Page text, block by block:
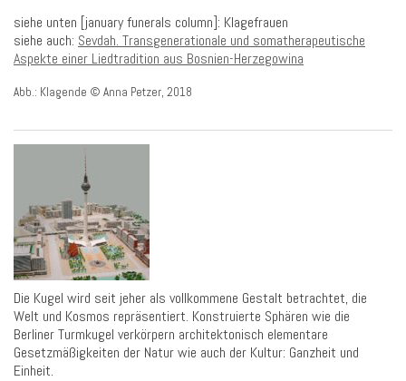
siehe unten [january funerals column]: Klagefrauen
siehe auch: Sevdah. Transgenerationale und somatherapeutische
Aspekte einer Liedtradition aus Bosnien-Herzegowina
Abb.: Klagende © Anna Petzer, 2018
Die Kugel wird seit jeher als vollkommene Gestalt betrachtet, die
Welt und Kosmos repräsentiert. Konstruierte Sphären wie die
Berliner Turmkugel verkörpern architektonisch elementare
Gesetzmäßigkeiten der Natur wie auch der Kultur: Ganzheit und
Einheit.